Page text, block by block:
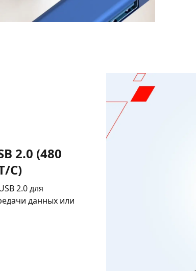
2.0 (480
С)
2.0 для
данных или